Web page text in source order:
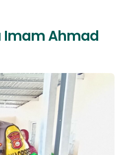
Imam Ahmad